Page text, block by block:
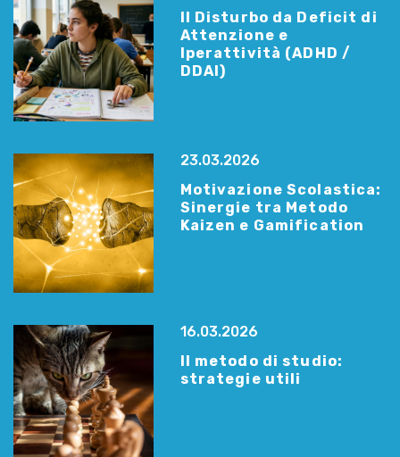
Il Disturbo da Deficit di
Attenzione e
Iperattività (ADHD /
DDAI)
23.03.2026
Motivazione Scolastica:
Sinergie tra Metodo
Kaizen e Gamification
16.03.2026
Il metodo di studio:
strategie utili